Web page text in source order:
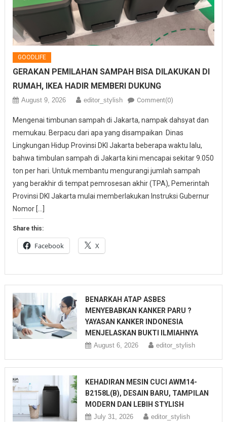
GOODLIFE
GERAKAN PEMILAHAN SAMPAH BISA DILAKUKAN DI
RUMAH, IKEA HADIR MEMBERI DUKUNG
August 9, 2026 editor_stylish Comment(0)
Mengenai timbunan sampah di Jakarta, nampak dahsyat dan
memukau. Berpacu dari apa yang disampaikan Dinas
Lingkungan Hidup Provinsi DKI Jakarta beberapa waktu lalu,
bahwa timbulan sampah di Jakarta kini mencapai sekitar 9.050
ton per hari. Untuk membantu mengurangi jumlah sampah
yang berakhir di tempat pemrosesan akhir (TPA), Pemerintah
Provinsi DKI Jakarta mulai memberlakukan Instruksi Gubernur
Nomor […]
Share this:
Facebook X
BENARKAH ATAP ASBES
MENYEBABKAN KANKER PARU ?
YAYASAN KANKER INDONESIA
MENJELASKAN BUKTI ILMIAHNYA
August 6, 2026 editor_stylish
KEHADIRAN MESIN CUCI AWM14-
B2158L(B), DESAIN BARU, TAMPILAN
MODERN DAN LEBIH STYLISH
July 31, 2026 editor_stylish